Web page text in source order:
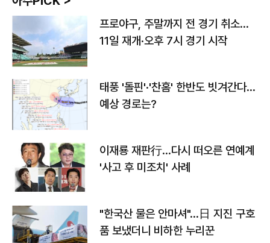
프로야구, 주말까지 전 경기 취소…
11일 재개·오후 7시 경기 시작
태풍 '돌핀'·'찬홈' 한반도 빗겨간다…
예상 경로는?
이재룡 재판行…다시 떠오른 연예계
'사고 후 미조치' 사례
"한국산 물은 안마셔"…日 지진 구호
품 보냈더니 비하한 누리꾼